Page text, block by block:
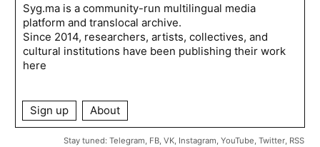
Syg.ma is a community-run multilingual media
platform and translocal archive.
Since 2014, researchers, artists, collectives, and
cultural institutions have been publishing their work
here
Sign up About
Stay tuned: Telegram FB, VK, Instagram YouTube Twitter, RSS